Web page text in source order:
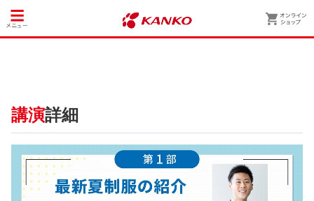
講演詳細